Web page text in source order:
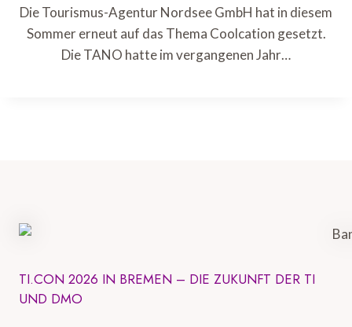
Die Tourismus-Agentur Nordsee GmbH hat in diesem
Sommer erneut auf das Thema Coolcation gesetzt.
Die TANO hatte im vergangenen Jahr…
TI.CON 2026 IN BREMEN – DIE ZUKUNFT DER TI
UND DMO